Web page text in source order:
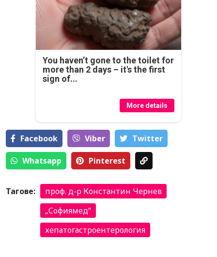
You haven’t gone to the toilet for
more than 2 days – it's the first
sign of...
More details
Facebook Viber Тwitter
Whatsapp Pinterest
Тагове:
проф. д-р Константин Чернев
„Софиямед“
хепатогастроентерология